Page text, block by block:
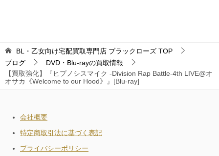
BL・乙女向け宅配買取専門店 ブラックローズ TOP
ブログ
DVD・Blu-rayの買取情報
【買取強化】『ヒプノシスマイク -Division Rap Battle-4th LIVE@オ
オサカ《Welcome to our Hood》』[Blu-ray]
会社概要
特定商取引法に基づく表記
プライバシーポリシー